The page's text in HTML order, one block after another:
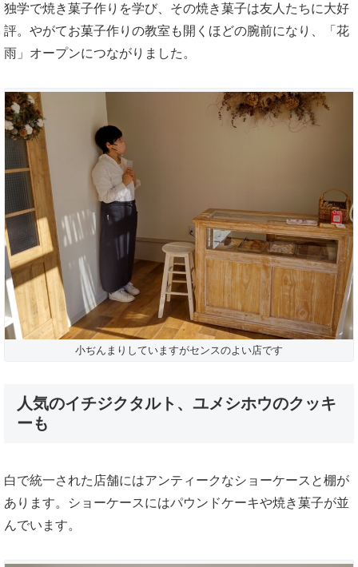
独学で焼き菓子作りを学び、その焼き菓子は友人たちに大好
評。やがてお菓子作りの教室も開くほどの腕前になり、「花
雨」オープンにつながりました。
小ぢんまりしていますがセンスのよい店です
人気のイチジクタルト、ユメシホウのクッキ
ーも
白で統一された店舗にはアンティークなショーケースと棚が
あります。ショーケースにはパウンドケーキや焼き菓子が並
んでいます。